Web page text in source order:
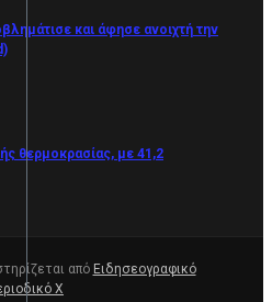
και άφησε ανοιχτή την
θερμοκρασίας, με 41,2
από Ειδησεογραφικό
Χ